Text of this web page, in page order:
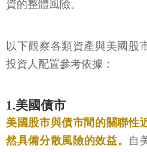
資的整體風險。
以下觀察各類資產與美國股
投資人配置參考依據：
1.美國債市
美國股市與債市間的關聯性
然具備分散風險的效益。 自